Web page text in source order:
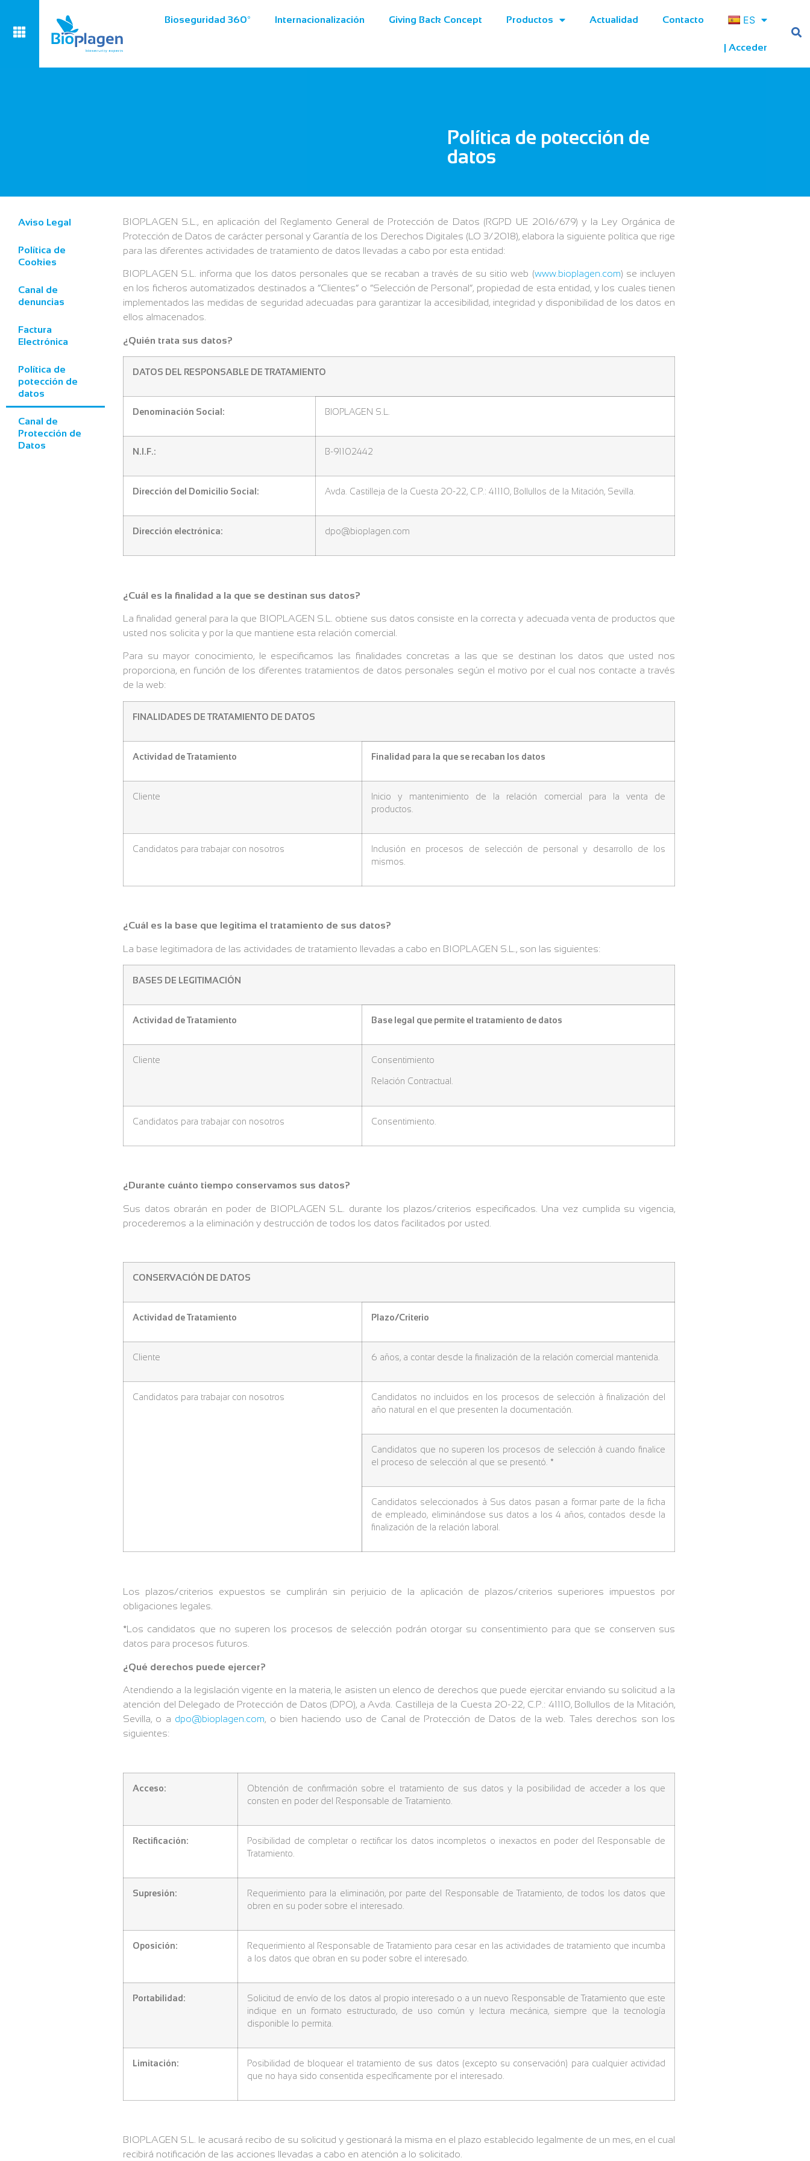
Bioseguridad 360º Internacionalización Giving Back Concept Productos Actualidad Contacto ES
| Acceder
Política de potección de
datos
Aviso Legal
Política de
Cookies
Canal de
denuncias
Factura
Electrónica
Política de
potección de
datos
Canal de
Protección de
Datos
BIOPLAGEN S.L., en aplicación del Reglamento General de Protección de Datos (RGPD UE 2016/679) y la Ley Orgánica de
Protección de Datos de carácter personal y Garantía de los Derechos Digitales (LO 3/2018), elabora la siguiente política que rige
para las diferentes actividades de tratamiento de datos llevadas a cabo por esta entidad:
BIOPLAGEN S.L. informa que los datos personales que se recaban a través de su sitio web (www.bioplagen.com) se incluyen
en los ficheros automatizados destinados a “Clientes” o “Selección de Personal”, propiedad de esta entidad, y los cuales tienen
implementados las medidas de seguridad adecuadas para garantizar la accesibilidad, integridad y disponibilidad de los datos en
ellos almacenados.
¿Quién trata sus datos?
DATOS DEL RESPONSABLE DE TRATAMIENTO
Denominación Social: BIOPLAGEN S.L.
N.I.F.: B-91102442
Dirección del Domicilio Social: Avda. Castilleja de la Cuesta 20-22, C.P.: 41110, Bollullos de la Mitación, Sevilla.
Dirección electrónica: dpo@bioplagen.com
¿Cuál es la finalidad a la que se destinan sus datos?
La finalidad general para la que BIOPLAGEN S.L. obtiene sus datos consiste en la correcta y adecuada venta de productos que
usted nos solicita y por la que mantiene esta relación comercial.
Para su mayor conocimiento, le especificamos las finalidades concretas a las que se destinan los datos que usted nos
proporciona, en función de los diferentes tratamientos de datos personales según el motivo por el cual nos contacte a través
de la web:
FINALIDADES DE TRATAMIENTO DE DATOS
Actividad de Tratamiento Finalidad para la que se recaban los datos
Cliente
Inicio y mantenimiento de la relación comercial para la venta de
productos.
Candidatos para trabajar con nosotros
Inclusión en procesos de selección de personal y desarrollo de los
mismos.
¿Cuál es la base que legitima el tratamiento de sus datos?
La base legitimadora de las actividades de tratamiento llevadas a cabo en BIOPLAGEN S.L., son las siguientes:
BASES DE LEGITIMACIÓN
Actividad de Tratamiento Base legal que permite el tratamiento de datos
Cliente Consentimiento
Relación Contractual.
Candidatos para trabajar con nosotros Consentimiento.
¿Durante cuánto tiempo conservamos sus datos?
Sus datos obrarán en poder de BIOPLAGEN S.L. durante los plazos/criterios especificados. Una vez cumplida su vigencia,
procederemos a la eliminación y destrucción de todos los datos facilitados por usted.
CONSERVACIÓN DE DATOS
Actividad de Tratamiento Plazo/Criterio
Cliente 6 años, a contar desde la finalización de la relación comercial mantenida.
Candidatos para trabajar con nosotros
Candidatos no incluidos en los procesos de selección à finalización del
año natural en el que presenten la documentación.
Candidatos que no superen los procesos de selección à cuando finalice
el proceso de selección al que se presentó. *
Candidatos seleccionados à Sus datos pasan a formar parte de la ficha
de empleado, eliminándose sus datos a los 4 años, contados desde la
finalización de la relación laboral.
Los plazos/criterios expuestos se cumplirán sin perjuicio de la aplicación de plazos/criterios superiores impuestos por
obligaciones legales.
*Los candidatos que no superen los procesos de selección podrán otorgar su consentimiento para que se conserven sus
datos para procesos futuros.
¿Qué derechos puede ejercer?
Atendiendo a la legislación vigente en la materia, le asisten un elenco de derechos que puede ejercitar enviando su solicitud a la
atención del Delegado de Protección de Datos (DPO), a Avda. Castilleja de la Cuesta 20-22, C.P.: 41110, Bollullos de la Mitación,
Sevilla, o a dpo@bioplagen.com, o bien haciendo uso de Canal de Protección de Datos de la web. Tales derechos son los
siguientes:
Acceso:
Obtención de confirmación sobre el tratamiento de sus datos y la posibilidad de acceder a los que
consten en poder del Responsable de Tratamiento.
Rectificación:
Posibilidad de completar o rectificar los datos incompletos o inexactos en poder del Responsable de
Tratamiento.
Supresión:
Requerimiento para la eliminación, por parte del Responsable de Tratamiento, de todos los datos que
obren en su poder sobre el interesado.
Oposición:
Requerimiento al Responsable de Tratamiento para cesar en las actividades de tratamiento que incumba
a los datos que obran en su poder sobre el interesado.
Portabilidad:
Solicitud de envío de los datos al propio interesado o a un nuevo Responsable de Tratamiento que este
indique en un formato estructurado, de uso común y lectura mecánica, siempre que la tecnología
disponible lo permita.
Limitación:
Posibilidad de bloquear el tratamiento de sus datos (excepto su conservación) para cualquier actividad
que no haya sido consentida específicamente por el interesado.
BIOPLAGEN S.L. le acusará recibo de su solicitud y gestionará la misma en el plazo establecido legalmente de un mes, en el cual
recibirá notificación de las acciones llevadas a cabo en atención a lo solicitado.